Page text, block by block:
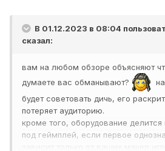
В 01.12.2023 в 08:04
сказал:
вам на любом обзоре объясняют
думаете вас обманывают?
будет советовать дичь, его
потеряет аудиторию.
кроме того, оборудование
под геймплей, если первое